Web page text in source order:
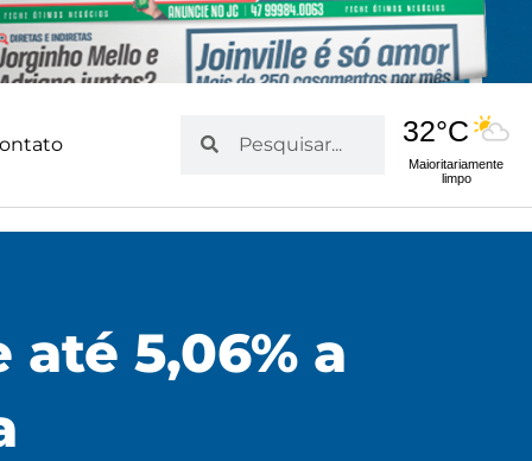
32°C
Maioritariamente
limpo
5,06% a